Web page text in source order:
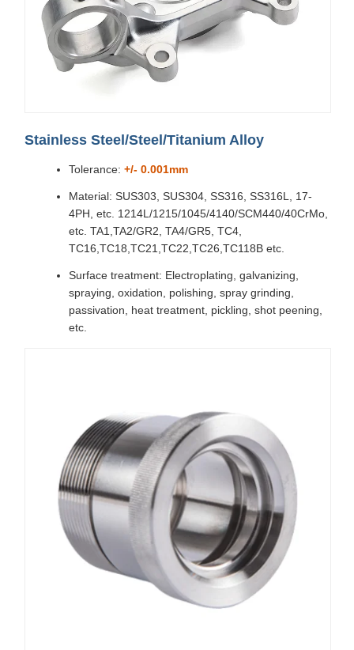
Stainless Steel/Steel/Titanium Alloy
Tolerance: +/- 0.001mm
Material: SUS303, SUS304, SS316, SS316L, 17-
4PH, etc. 1214L/1215/1045/4140/SCM440/40CrMo,
etc. TA1,TA2/GR2, TA4/GR5, TC4,
TC16,TC18,TC21,TC22,TC26,TC118B etc.
Surface treatment: Electroplating, galvanizing,
spraying, oxidation, polishing, spray grinding,
passivation, heat treatment, pickling, shot peening,
etc.